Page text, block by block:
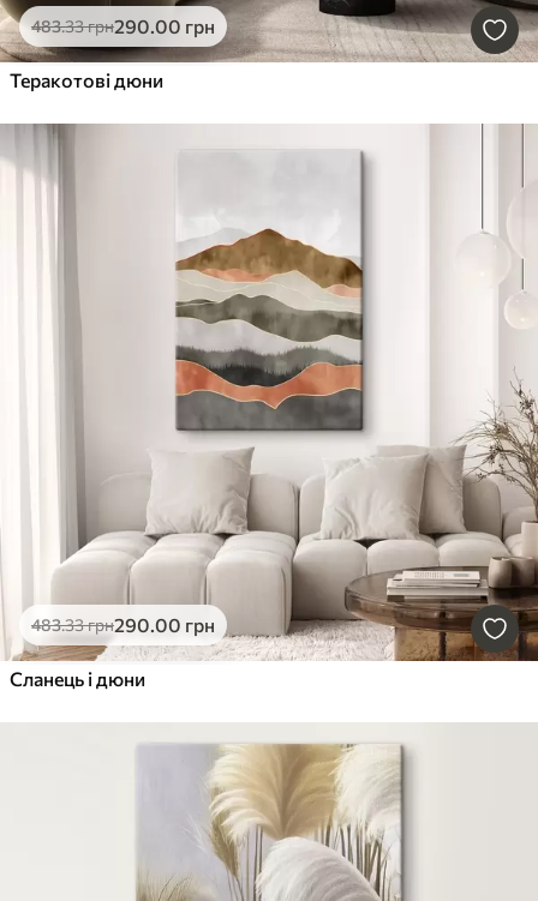
483.33грн290.00 грн
Теракотові дюни
483.33грн290.00 грн
Сланець і дюни